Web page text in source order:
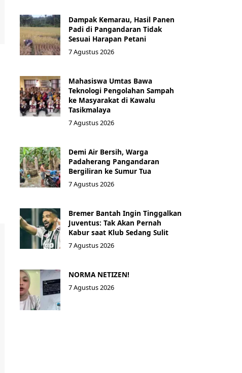
Dampak Kemarau, Hasil Panen
Padi di Pangandaran Tidak
Sesuai Harapan Petani
7 Agustus 2026
Mahasiswa Umtas Bawa
Teknologi Pengolahan Sampah
ke Masyarakat di Kawalu
Tasikmalaya
7 Agustus 2026
Demi Air Bersih, Warga
Padaherang Pangandaran
Bergiliran ke Sumur Tua
7 Agustus 2026
Bremer Bantah Ingin Tinggalkan
Juventus: Tak Akan Pernah
Kabur saat Klub Sedang Sulit
7 Agustus 2026
NORMA NETIZEN!
7 Agustus 2026